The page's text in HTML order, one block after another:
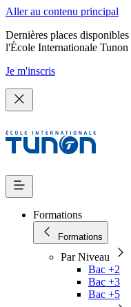
Aller au contenu principal
Dernières places
l'École Internationale Tunon
Je m'inscris
Formations
Formations
Par Niveau
Bac +2
Bac +3
Bac +5